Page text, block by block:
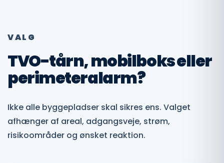
VALG
TVO-tårn, mobilboks eller
perimeteralarm?
Ikke alle byggepladser skal sikres ens. Valget
afhænger af areal, adgangsveje, strøm,
risikoområder og ønsket reaktion.